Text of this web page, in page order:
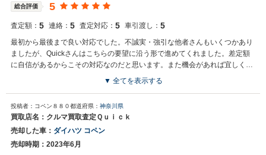
総合評価 5
査定額： 5 連絡： 5 査定対応： 5 車引渡し： 5
最初から最後まで良い対応でした。不誠実・強引な他者さんもいくつかあり
ましたが、Quickさんはこちらの要望に沿う形で進めてくれました。差定額
に自信があるからこその対応なのだと思います。また機会があれば宜しくお
▼ 全てを表示する
投稿者：コペン８８０都道府県： 神奈川県
買取店名：クルマ買取査定Ｑｕｉｃｋ
売却した車： ダイハツ コペン
売却時期：2023年6月